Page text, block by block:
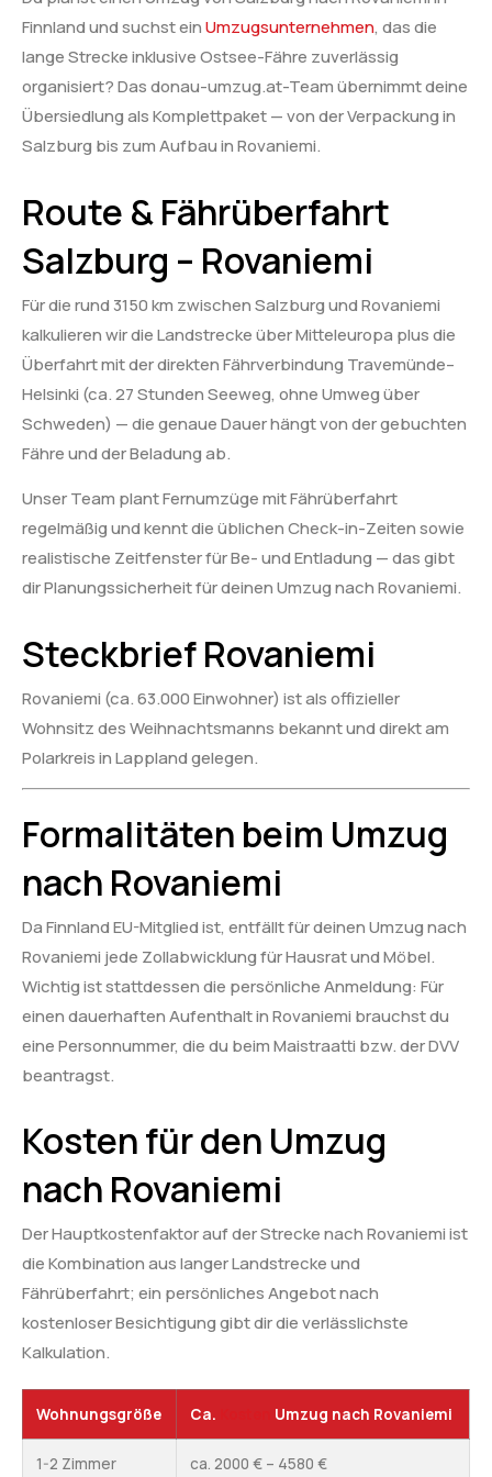
Finnland und suchst einUmzugsunternehmen, das die
lange Strecke inklusive Ostsee-Fähre zuverlässig
organisiert? Das donau-umzug.at-Team übernimmt deine
Übersiedlung als Komplettpaket — von der Verpackung in
Salzburg bis zum Aufbau in Rovaniemi.
Route & Fährüberfahrt
Salzburg – Rovaniemi
Für die rund 3150 km zwischen Salzburg und Rovaniemi
kalkulieren wir die Landstrecke über Mitteleuropa plus die
Überfahrt mit der direkten Fährverbindung Travemünde–
Helsinki (ca. 27 Stunden Seeweg, ohne Umweg über
Schweden) — die genaue Dauer hängt von der gebuchten
Fähre und der Beladung ab.
Unser Team plant Fernumzüge mit Fährüberfahrt
regelmäßig und kennt die üblichen Check-in-Zeiten sowie
realistische Zeitfenster für Be- und Entladung — das gibt
dir Planungssicherheit für deinen Umzug nach Rovaniemi.
Steckbrief Rovaniemi
Rovaniemi (ca. 63.000 Einwohner) ist als offizieller
Wohnsitz des Weihnachtsmanns bekannt und direkt am
Polarkreis in Lappland gelegen.
Formalitäten beim Umzug
nach Rovaniemi
Da Finnland EU-Mitglied ist, entfällt für deinen Umzug nach
Rovaniemi jede Zollabwicklung für Hausrat und Möbel.
Wichtig ist stattdessen die persönliche Anmeldung: Für
einen dauerhaften Aufenthalt in Rovaniemi brauchst du
eine Personnummer, die du beim Maistraatti bzw. der DVV
beantragst.
Kosten für den Umzug
nach Rovaniemi
Der Hauptkostenfaktor auf der Strecke nach Rovaniemi ist
die Kombination aus langer Landstrecke und
Fährüberfahrt; ein persönliches Angebot nach
kostenloser Besichtigung gibt dir die verlässlichste
Kalkulation.
Wohnungsgröße Ca. Umzug nach Rovaniemi
1-2 Zimmer ca. 2000 € – 4580 €